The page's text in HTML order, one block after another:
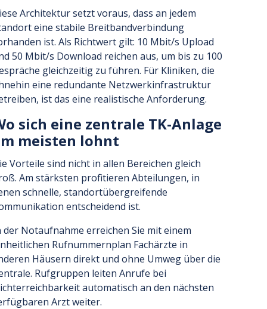
Architektur setzt voraus, dass an jedem
eine stabile Breitbandverbindung
ist. Als Richtwert gilt: 10 Mbit/s Upload
50 Mbit/s Download reichen aus, um bis zu 100
gleichzeitig zu führen. Für Kliniken, die
eine redundante Netzwerkinfrastruktur
ist das eine realistische Anforderung.
sich eine zentrale TK-Anlage
meisten lohnt
Vorteile sind nicht in allen Bereichen gleich
Am stärksten profitieren Abteilungen, in
schnelle, standortübergreifende
entscheidend ist.
der Notaufnahme erreichen Sie mit einem
Rufnummernplan Fachärzte in
Häusern direkt und ohne Umweg über die
Rufgruppen leiten Anrufe bei
automatisch an den nächsten
Arzt weiter.